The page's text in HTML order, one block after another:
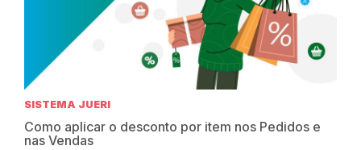
SISTEMA JUERI
Como aplicar o desconto por item nos Pedidos e
nas Vendas